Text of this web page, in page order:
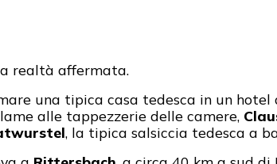
realtà affermata.
una tipica casa tedesca in un
alle tappezzerie delle camere,
, la tipica salsiccia tedesca a